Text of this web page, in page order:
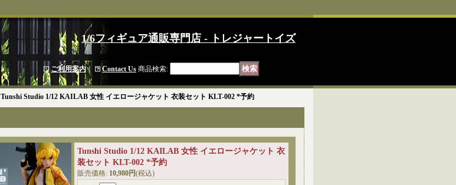
1/6フィギュア通販専門店 - トレジャートイズ
ご利用案内｜ Contact Us 商品検索:
Tunshi Studio 1/12 KAILAB 女性 イエロージャケット 衣装セット KLT-002 *予約
Tunshi Studio 1/12 KAILAB 女性 イエロージャケット 衣
装セット KLT-002 *予約
販売価格: 10,980円(税込)